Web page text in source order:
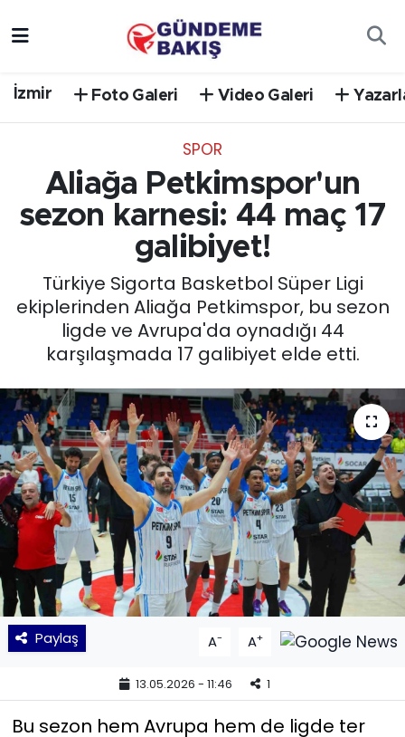
İzmir Foto Galeri Video Galeri
SPOR
Aliağa Petkimspor'un
sezon karnesi: 44 maç 17
galibiyet!
Türkiye Sigorta Basketbol Süper Ligi
ekiplerinden Aliağa Petkimspor, bu sezon
ligde ve Avrupa'da oynadığı 44
karşılaşmada 17 galibiyet elde etti.
Paylaş A- A+
13.05.2026 - 11:46 1
Bu sezon hem Avrupa hem de ligde ter
EGE
EKONOMİ
English News
GÜNCEL
KÜLTÜR SANAT
MAGAZİN
POLİTİKA
SAĞLIK
Siyaset
TEKNOLOJİ
Süper Lig Puan Durumu ve Fikstür
Tüm Manşetler
Son Dakika Haberleri
Haber Arşivi